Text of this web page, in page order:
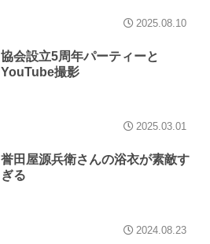
2025.08.10
協会設立5周年パーティーと
YouTube撮影
2025.03.01
誉田屋源兵衛さんの浴衣が素敵す
ぎる
2024.08.23